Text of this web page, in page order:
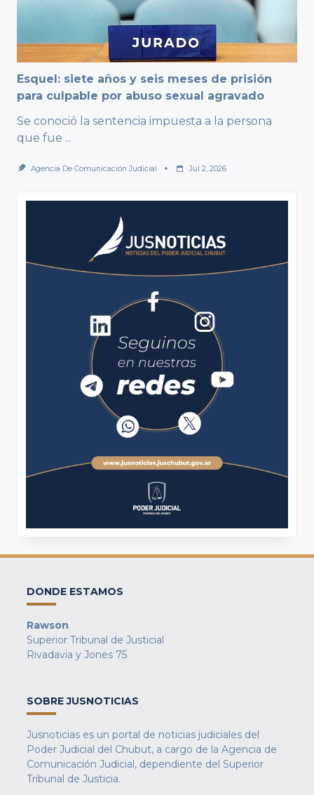
Esquel: siete años y seis meses de prisión
para culpable por abuso sexual agravado
Se conoció la sentencia impuesta a la persona
que fue ...
Agencia De Comunicación Judicial Jul 2, 2026
DONDE ESTAMOS
Rawson
Superior Tribunal de Justicial
Rivadavia y Jones 75
SOBRE JUSNOTICIAS
Jusnoticias es un portal de noticias judiciales del
Poder Judicial del Chubut, a cargo de la Agencia de
Comunicación Judicial, dependiente del Superior
Tribunal de Justicia.